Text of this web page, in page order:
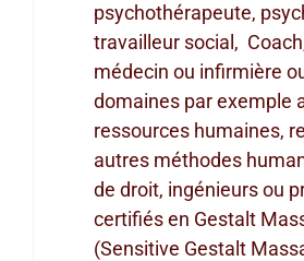
psychothérapeute,
travailleur social,
médecin ou infirmière
domaines par exemple
ressources humaines,
autres méthodes
de droit, ingénieurs ou
certifiés en Gestalt
(Sensitive Gestalt